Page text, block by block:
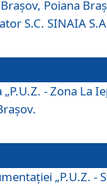
Poiana
S.C. SINAIA
- Zona La
„P.U.Z. -